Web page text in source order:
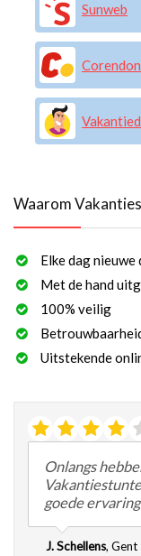
Sunweb
Corendon
Waarom
Elke dag nieuwe
Met de hand
100% veilig
Uitstekende
Onlangs
goede
J. Schellens, Gent